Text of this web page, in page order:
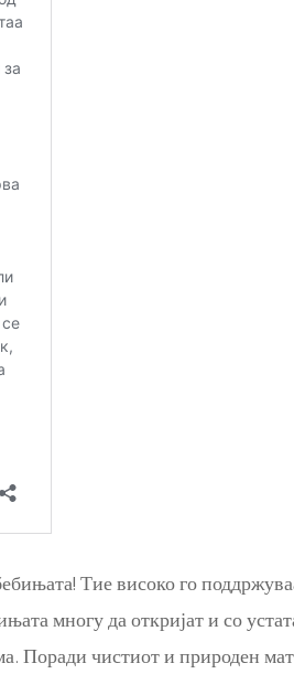
Тие високо го
многу да откријат и со
Поради чистиот и природен